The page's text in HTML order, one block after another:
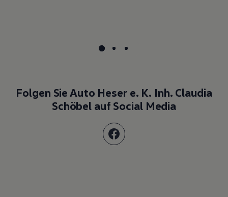
Folgen Sie Auto Heser e. K. Inh. Claudia
Schöbel auf Social Media